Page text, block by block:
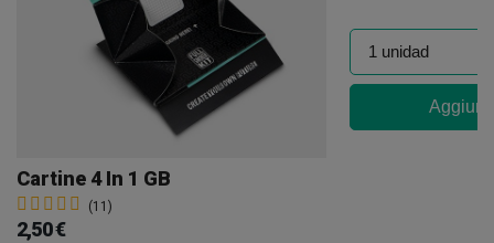
Cartine 4 In 1 GB
(11)
2,50 €